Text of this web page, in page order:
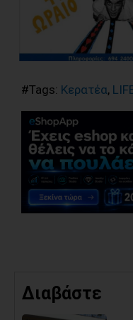
#Tags: Κερατέα,
Διαβάστε